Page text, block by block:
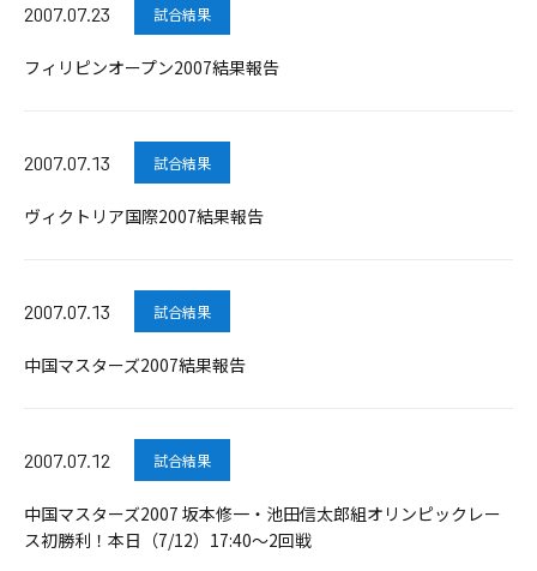
2007.07.23 試合結果
フィリピンオープン2007結果報告
2007.07.13 試合結果
ヴィクトリア国際2007結果報告
2007.07.13 試合結果
中国マスターズ2007結果報告
2007.07.12 試合結果
中国マスターズ2007 坂本修一・池田信太郎組オリンピックレー
ス初勝利！本日（7/12）17:40～2回戦